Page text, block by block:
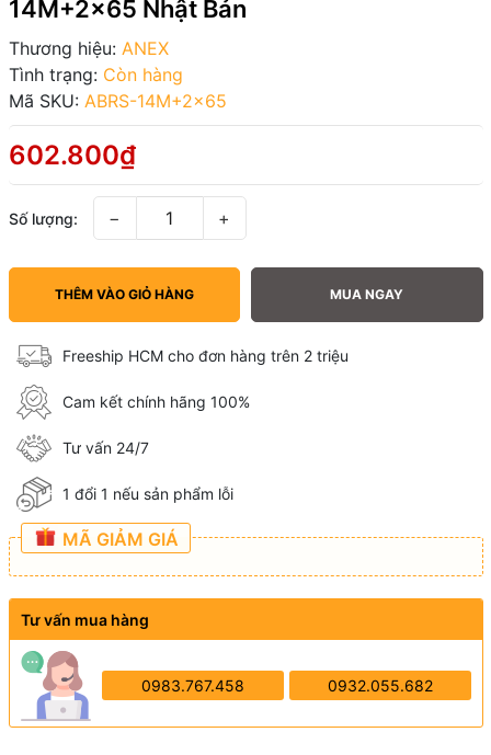
14M+2x65 Nhật Bản
Thương hiệu: ANEX
Tình trạng: Còn hàng
Mã SKU: ABRS-14M+2x65
602.800₫
Số lượng: − +
THÊM VÀO GIỎ HÀNG MUA NGAY
Freeship HCM cho đơn hàng trên 2 triệu
Cam kết chính hãng 100%
Tư vấn 24/7
1 đổi 1 nếu sản phẩm lỗi
MÃ GIẢM GIÁ
Tư vấn mua hàng
0983.767.458 0932.055.682